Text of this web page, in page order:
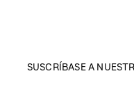
SUSCRÍBASE A